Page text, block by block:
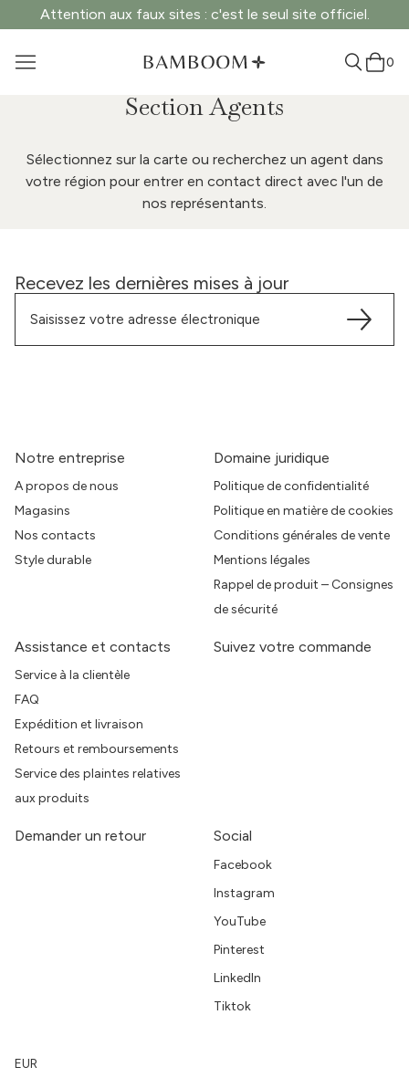
Attention aux faux sites : c'est le seul site officiel.
0
Section Agents
Sélectionnez sur la carte ou recherchez un agent dans
votre région pour entrer en contact direct avec l'un de
nos représentants.
Recevez les dernières mises à jour
Notre entreprise
A propos de nous
Magasins
Nos contacts
Style durable
Domaine juridique
Politique de confidentialité
Politique en matière de cookies
Conditions générales de vente
Mentions légales
Rappel de produit – Consignes
de sécurité
Assistance et contacts
Service à la clientèle
FAQ
Expédition et livraison
Retours et remboursements
Service des plaintes relatives
aux produits
Suivez votre commande
Demander un retour Social
Facebook
Instagram
YouTube
Pinterest
LinkedIn
Tiktok
EUR